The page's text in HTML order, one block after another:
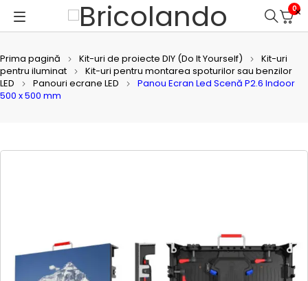
0
Prima pagină Kit-uri de proiecte DIY (Do It Yourself)
Kit-uri
pentru iluminat
Kit-uri pentru montarea spoturilor sau benzilor
LED
Panouri ecrane LED
Panou Ecran Led Scenă P2.6 Indoor
500 x 500 mm